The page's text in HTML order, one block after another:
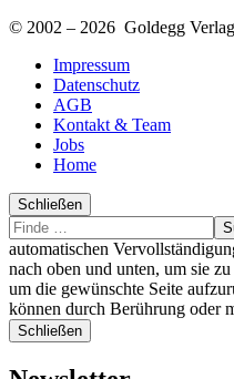
© 2002 – 2026 Goldegg
Impressum
Datenschutz
AGB
Kontakt & Team
Jobs
Home
Schließen
Suche
Finde
…
automatischen
nach oben und unten, um sie
um die gewünschte Seite
können durch Berührung oder
Schließen